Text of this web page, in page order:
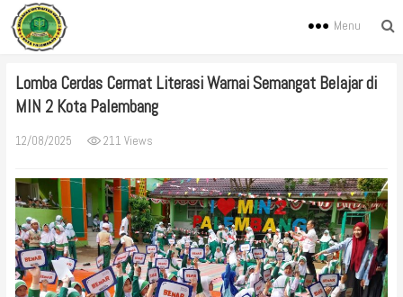
Menu
Lomba Cerdas Cermat Literasi Warnai Semangat Belajar di
MIN 2 Kota Palembang
12/08/2025 211 Views